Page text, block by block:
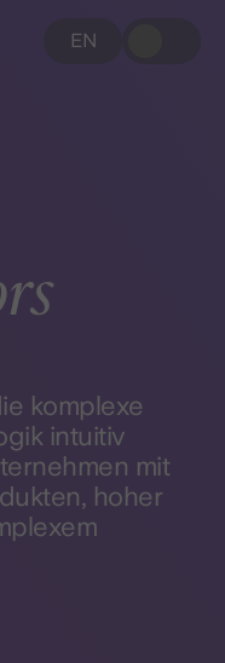
EN
komplexe
intuitiv
mit
hoher